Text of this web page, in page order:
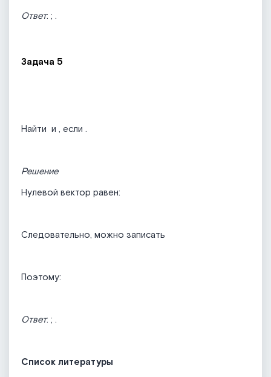
Ответ: ; .
Задача 5
Найти и , если .
Решение
Нулевой вектор равен:
Следовательно, можно записать
Поэтому:
Ответ: ; .
Список литературы